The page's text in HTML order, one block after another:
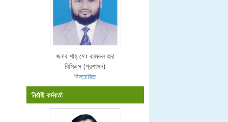
জনাব শাহ্ মোঃ কামরুল হুদা
বিসিএস (প্রশাসন)
বিস্তারিত
নির্বাহী কর্মকর্তা